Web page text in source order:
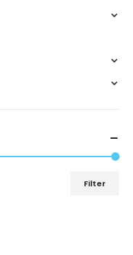
Filter